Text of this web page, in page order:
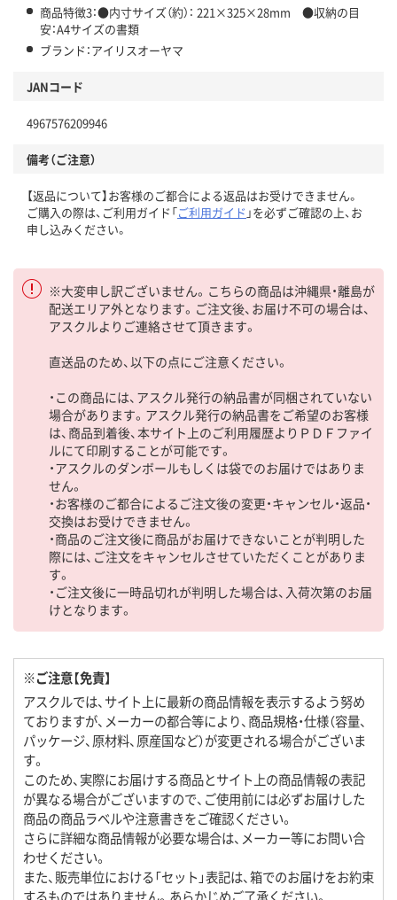
商品特徴3：●内寸サイズ（約）： 221×325×28mm ●収納の目
安：A4サイズの書類
ブランド：アイリスオーヤマ
JANコード
4967576209946
備考（ご注意）
【返品について】お客様のご都合による返品はお受けできません。
ご購入の際は、ご利用ガイド「ご利用ガイド 」を必ずご確認の上、お
申し込みください。
※大変申し訳ございません。こちらの商品は沖縄県・離島が
配送エリア外となります。ご注文後、お届け不可の場合は、
アスクルよりご連絡させて頂きます。
直送品のため、以下の点にご注意ください。
・この商品には、アスクル発行の納品書が同梱されていない
場合があります。アスクル発行の納品書をご希望のお客様
は、商品到着後、本サイト上のご利用履歴よりＰＤＦファイ
ルにて印刷することが可能です。
・アスクルのダンボールもしくは袋でのお届けではありま
せん。
・お客様のご都合によるご注文後の変更・キャンセル・返品・
交換はお受けできません。
・商品のご注文後に商品がお届けできないことが判明した
際には、ご注文をキャンセルさせていただくことがありま
す。
・ご注文後に一時品切れが判明した場合は、入荷次第のお届
けとなります。
※ご注意【免責】
アスクルでは、サイト上に最新の商品情報を表示するよう努め
ておりますが、メーカーの都合等により、商品規格・仕様（容量、
パッケージ、原材料、原産国など）が変更される場合がございま
す。
このため、実際にお届けする商品とサイト上の商品情報の表記
が異なる場合がございますので、ご使用前には必ずお届けした
商品の商品ラベルや注意書きをご確認ください。
さらに詳細な商品情報が必要な場合は、メーカー等にお問い合
わせください。
また、販売単位における「セット」表記は、箱でのお届けをお約束
するものではありません。あらかじめご了承ください。